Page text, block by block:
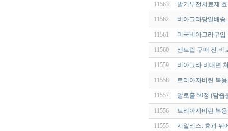
11563 발기부전치료제
11562 비아그라당일배
11561 미국비아그라구
11560 센트립 구매 전 비
11559 비아그라 비대면
11558 트리아자비린 복
11557 알로홀 50정 (담
11556 트리아자비린 복
11555 시알리스: 효과 뒤